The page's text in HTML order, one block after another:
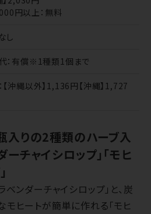
円以上：無料
し
：有償※1種類1個まで
：【沖縄以外】1,136円【沖縄】1,727
入りの2種類のハーブ入
ーチャイシロップ」「モヒ
ンダーチャイシロップ」と、炭
ヒートが簡単に作れる「モヒ